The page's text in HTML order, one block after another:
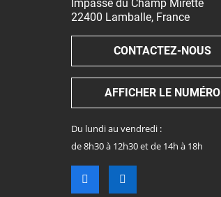
Impasse du Champ Mirette
22400 Lamballe, France
CONTACTEZ-NOUS
AFFICHER LE NUMÉRO
Du lundi au vendredi :
de 8h30 à 12h30 et de 14h à 18h